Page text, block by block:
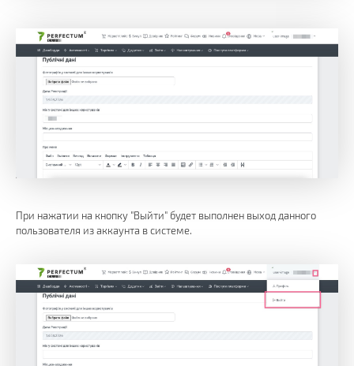
При нажатии на кнопку "Выйти" будет выполнен выход данного
пользователя из аккаунта в системе.